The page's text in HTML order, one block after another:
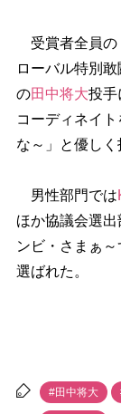
受賞者全員の
ローバル特別
の田中将大投手
コーディネイ
な～」と優しく
男性部門では
ほか協議会選出
ンビ・さまぁ
選ばれた。
#田中将大